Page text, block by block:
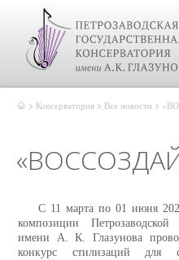
Консерватория Все новости
С 11 марта по 01 июня
композиции Петрозаводской
имени А. К. Глазунова
конкурс стилизаций для